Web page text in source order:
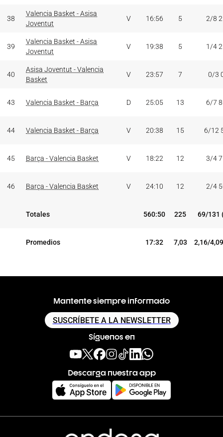
38
Valencia Basket - Asisa
Joventut
V 16:56 5 2/8
39
Valencia Basket - Asisa
Joventut
V 19:38 5 1/4
40
Asisa Joventut - Valencia
Basket
V 23:57 7 0/3
43 Valencia Basket - Barça D 25:05 13 6/7
44 Valencia Basket - Barça V 20:38 15 6/12
45 Barça - Valencia Basket V 18:22 12 3/4
46 Barça - Valencia Basket V 24:10 12 2/4
Totales 560:50 225 69/131
Promedios 17:32 7,03 2,16/
Mantente siempre informado
SUSCRÍBETE A LA NEWSLETTER
Síguenos en
Descarga nuestra app